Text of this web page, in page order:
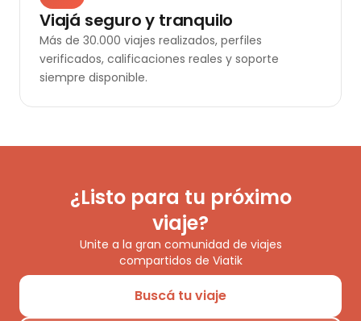
Viajá seguro y tranquilo
Más de 30.000 viajes realizados, perfiles
verificados, calificaciones reales y soporte
siempre disponible.
¿Listo para tu próximo
viaje?
Unite a la gran comunidad de viajes
compartidos de Viatik
Buscá tu viaje